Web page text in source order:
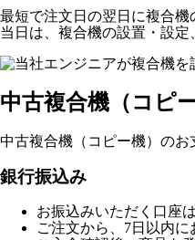
最短で注文日の翌日に複合機
当日は、複合機の設置・設定
中古複合機（コピ
中古複合機（コピー機）のお
銀行振込み
お振込みいただく口座
ご注文から、7日以内に